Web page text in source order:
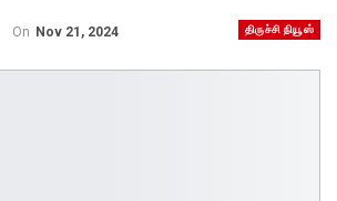
திருச்சி நியூஸ்
On Nov 21, 2024